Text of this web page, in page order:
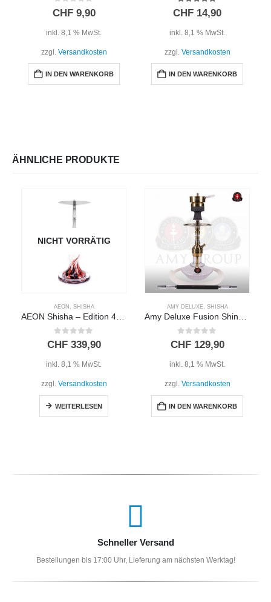
0out of 5
CHF9,90
inkl. 8,1 % MwSt.
zzgl. Versandkosten
IN DEN WARENKORB
5.00out of 5
CHF 14,90
inkl. 8,1 % MwSt.
zzgl. Versandkosten
IN DEN WARENKORB
ÄHNLICHE PRODUKTE
NICHT VORRÄTIG
AEON SHISHA
0 out of 5
CHF339,90
inkl. 8,1 % MwSt.
zzgl. Versandkosten
WEITERLESEN
AMY DELUXE, SHISHA
0 out of 5
CHF129,90
inkl. 8,1 % MwSt.
zzgl. Versandkosten
IN DEN WARENKORB
Schneller Versand
Bestellungen bis 17:00 Uhr, Lieferung am nächsten Werktag!